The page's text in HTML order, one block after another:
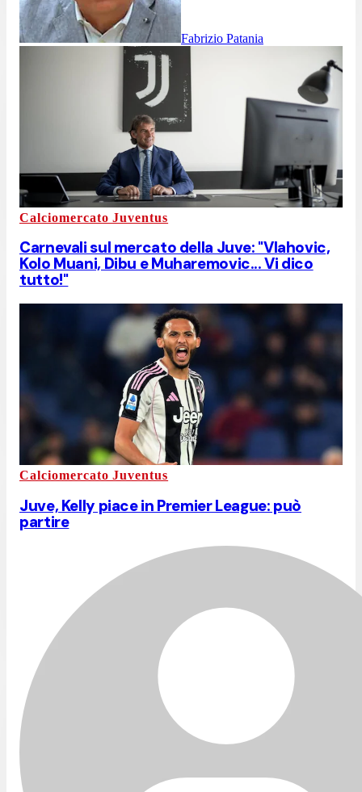
Fabrizio Patania
Calciomercato Juventus
Carnevali sul mercato della Juve: "Vlahovic,
Kolo Muani, Dibu e Muharemovic... Vi dico
tutto!"
Calciomercato Juventus
Juve, Kelly piace in Premier League: può
partire